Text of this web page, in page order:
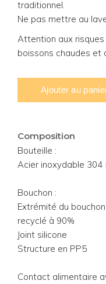
traditionnel.
Ne pas mettre au
Attention aux
boissons chaudes et
Composition
Bouteille :
Acier inoxydable 304
Bouchon :
Extrémité du
recyclé à 90%
Joint silicone
Structure en PP5
Contact alimentaire